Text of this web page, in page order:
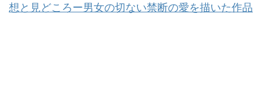
想と見どころー男女の切ない禁断の愛を描いた作品